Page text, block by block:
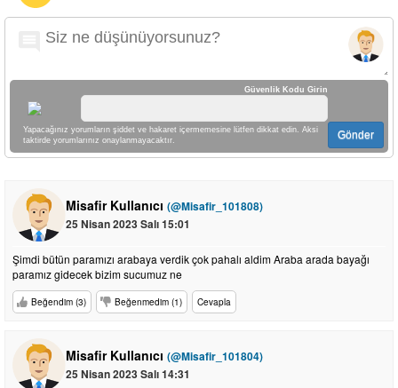
Güvenlik Kodu Girin
Yapacağınız yorumların şiddet ve hakaret içermemesine lütfen dikkat edin. Aksi
taktirde yorumlarınız onaylanmayacaktır.
Gönder
Misafir Kullanıcı (@Misafir_101808)
25 Nisan 2023 Salı 15:01
Şimdi bütün paramızı arabaya verdik çok pahalı aldim Araba arada bayağı
paramız gidecek bizim sucumuz ne
Beğendim (3) Beğenmedim (1) Cevapla
Misafir Kullanıcı (@Misafir_101804)
25 Nisan 2023 Salı 14:31